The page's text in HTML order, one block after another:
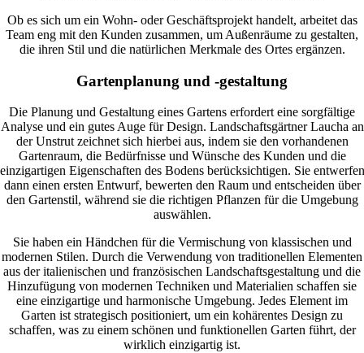
Ob es sich um ein Wohn- oder Geschäftsprojekt handelt, arbeitet das
Team eng mit den Kunden zusammen, um Außenräume zu gestalten,
die ihren Stil und die natürlichen Merkmale des Ortes ergänzen.
Gartenplanung und -gestaltung
Die Planung und Gestaltung eines Gartens erfordert eine sorgfältige
Analyse und ein gutes Auge für Design. Landschaftsgärtner Laucha an
der Unstrut zeichnet sich hierbei aus, indem sie den vorhandenen
Gartenraum, die Bedürfnisse und Wünsche des Kunden und die
einzigartigen Eigenschaften des Bodens berücksichtigen. Sie entwerfen
dann einen ersten Entwurf, bewerten den Raum und entscheiden über
den Gartenstil, während sie die richtigen Pflanzen für die Umgebung
auswählen.
Sie haben ein Händchen für die Vermischung von klassischen und
modernen Stilen. Durch die Verwendung von traditionellen Elementen
aus der italienischen und französischen Landschaftsgestaltung und die
Hinzufügung von modernen Techniken und Materialien schaffen sie
eine einzigartige und harmonische Umgebung. Jedes Element im
Garten ist strategisch positioniert, um ein kohärentes Design zu
schaffen, was zu einem schönen und funktionellen Garten führt, der
wirklich einzigartig ist.